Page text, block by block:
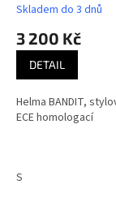
Průměrné
produktu
5
hvězdiček.
Skladem do 3 dnů
3 200 Kč
DETAIL
Helma BANDIT,
ECE homologací
S